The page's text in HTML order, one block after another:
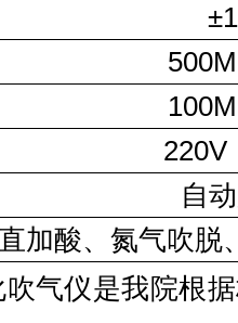
自
加酸、氮气吹脱
气仪是我院根